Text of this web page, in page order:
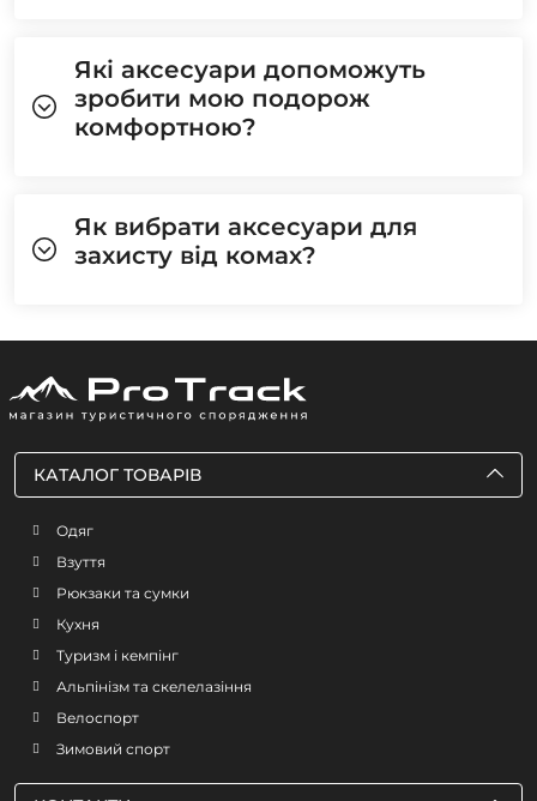
Які аксесуари допоможуть
зробити мою подорож
комфортною?
Як вибрати аксесуари для
захисту від комах?
КАТАЛОГ ТОВАРІВ
Одяг
Взуття
Рюкзаки та сумки
Кухня
Туризм і кемпінг
Альпінізм та скелелазіння
Велоспорт
Зимовий спорт